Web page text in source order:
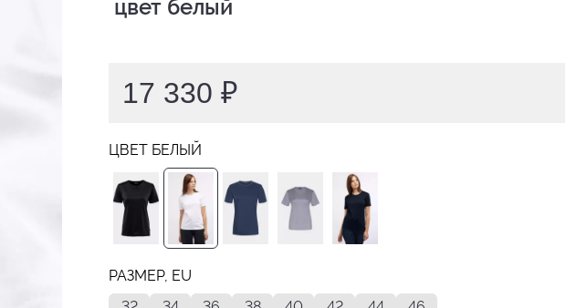
цвет белый
17 330 ₽
ЦВЕТ БЕЛЫЙ
РАЗМЕР, EU